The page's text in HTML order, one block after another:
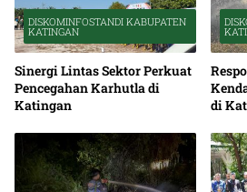
DISKOMINFOSTANDI KABUPATEN
KATINGAN
Sinergi Lintas Sektor Perkuat
Pencegahan Karhutla di
Katingan
di